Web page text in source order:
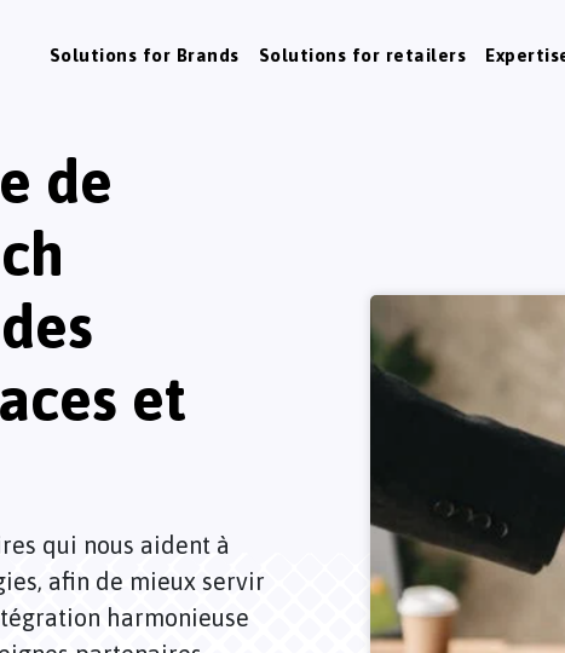
Solutions for Brands Solutions for retailers
de
et
qui nous aident à
afin de mieux servir
harmonieuse